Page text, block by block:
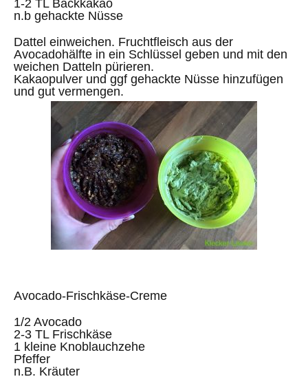
1-2 TL Backkakao
n.b gehackte Nüsse
Dattel einweichen. Fruchtfleisch aus der
Avocadohälfte in ein Schlüssel geben und mit den
weichen Datteln pürieren.
Kakaopulver und ggf gehackte Nüsse hinzufügen
und gut vermengen.
Avocado-Frischkäse-Creme
1/2 Avocado
2-3 TL Frischkäse
1 kleine Knoblauchzehe
Pfeffer
n.B. Kräuter